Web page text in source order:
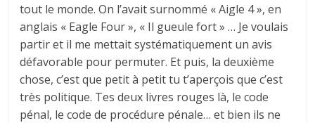
tout le monde. On l’avait surnommé « Aigle 4 », en
anglais « Eagle Four », « Il gueule fort » … Je voulais
partir et il me mettait systématiquement un avis
défavorable pour permuter. Et puis, la deuxième
chose, c’est que petit à petit tu t’aperçois que c’est
très politique. Tes deux livres rouges là, le code
pénal, le code de procédure pénale… et bien ils ne